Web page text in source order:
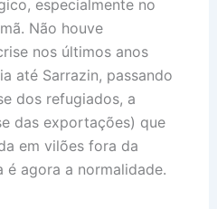
especialmente no
Não houve
nos últimos anos
até Sarrazin, passando
dos refugiados, a
das exportações) que
em vilões fora da
é agora a normalidade.